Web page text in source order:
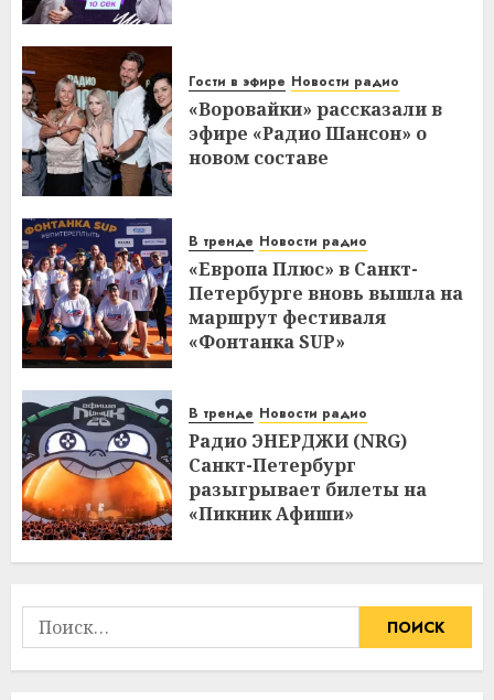
Гости в эфире Новости радио
«Воровайки» рассказали в
эфире «Радио Шансон» о
новом составе
В тренде Новости радио
«Европа Плюс» в Санкт-
Петербурге вновь вышла на
маршрут фестиваля
«Фонтанка SUP»
В тренде Новости радио
Радио ЭНЕРДЖИ (NRG)
Санкт-Петербург
разыгрывает билеты на
«Пикник Афиши»
Найти: